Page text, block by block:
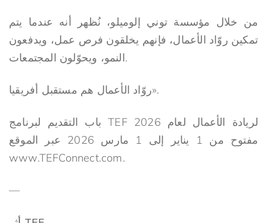
من خلال مؤسسة توني إلوميلو، نُظهر أنه عندما يتم
تمكين روّاد الأعمال، فإنهم يخلقون فرص عمل، ويدفعون
النمو، ويحوّلون المجتمعات.
روّاد الأعمال هم مستقبل أفريقيا».
باب التقديم لبرنامج TEF لريادة الأعمال لعام 2026
مفتوح من 1 يناير إلى 1 مارس 2026 عبر الموقع
www.TEFConnect.com.
—